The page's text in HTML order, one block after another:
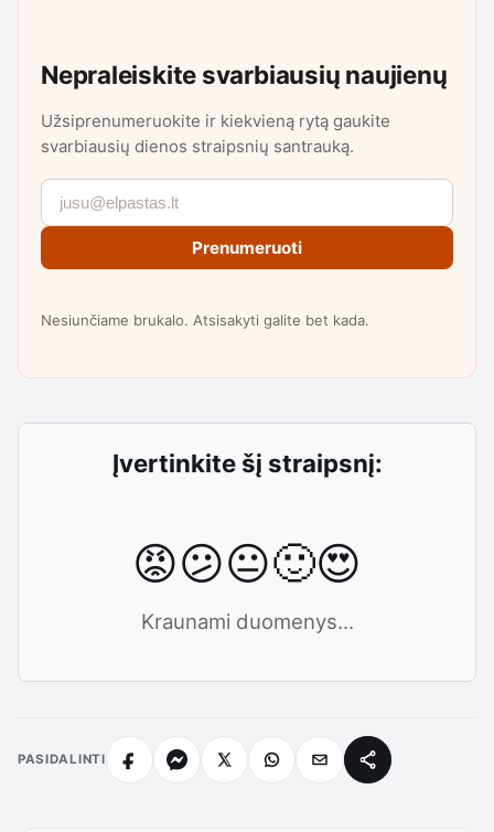
Nepraleiskite svarbiausių naujienų
Užsiprenumeruokite ir kiekvieną rytą gaukite
svarbiausių dienos straipsnių santrauką.
Prenumeruoti
Nesiunčiame brukalo. Atsisakyti galite bet kada.
Įvertinkite šį straipsnį:
😡😕😐🙂😍
Kraunami duomenys...
PASIDALINTI